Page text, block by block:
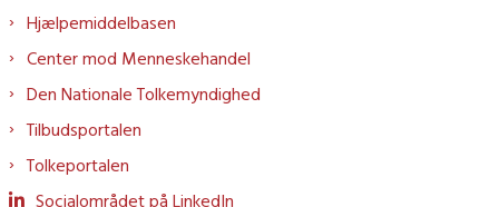
Hjælpemiddelbasen
Center mod Menneskehandel
Den Nationale Tolkemyndighed
Tilbudsportalen
Tolkeportalen
Socialområdet på LinkedIn